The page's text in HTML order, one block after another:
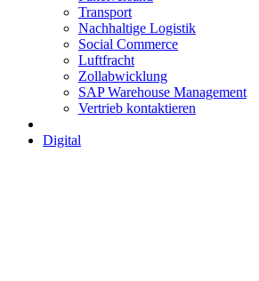
Transport
Nachhaltige Logistik
Social Commerce
Luftfracht
Zollabwicklung
SAP Warehouse Management
Vertrieb kontaktieren
Digital